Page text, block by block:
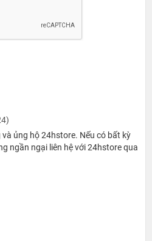
ủng hộ 24hstore. Nếu có bất kỳ
ngần ngại liên hệ với 24hstore qua